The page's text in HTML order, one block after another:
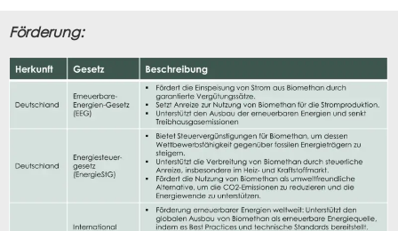
Förderung: